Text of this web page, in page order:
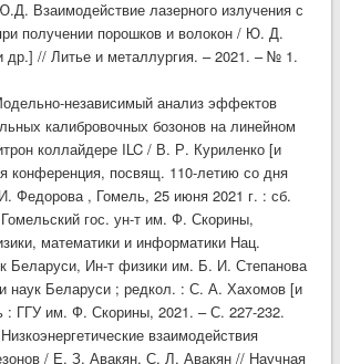
Взаимодействие лазерного излучения с
получении порошков и волокон / Ю. Д.
др.] // Литье и металлургия. – 2021. – № 1.
независимый анализ эффектов
калибровочных бозонов на линейном
коллайдере ILC / В. Р. Куриленко [и
конференция, посвящ. 110-летию со дня
Федорова , Гомель, 25 июня 2021 г. : сб.
гос. ун-т им. Ф. Скорины,
математики и информатики Нац.
Беларуси, Ин-т физики им. Б. И. Степанова
наук Беларуси ; редкол. : С. А. Хахомов [и
: ГГУ им. Ф. Скорины, 2021. – С. 227-232.
взаимодействия
/ Е. З. Авакян, С. Л. Авакян // Научная